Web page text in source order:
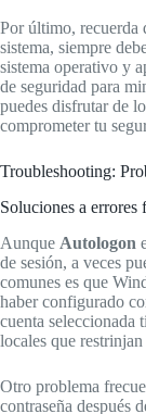
Por último, recuerda
sistema, siempre
sistema operativo y
de seguridad para
puedes disfrutar de
comprometer tu
Troubleshooting:
Soluciones a errores
Aunque Autologon
de sesión, a veces
comunes es que
haber configurado
cuenta seleccionada
locales que
Otro problema
contraseña después